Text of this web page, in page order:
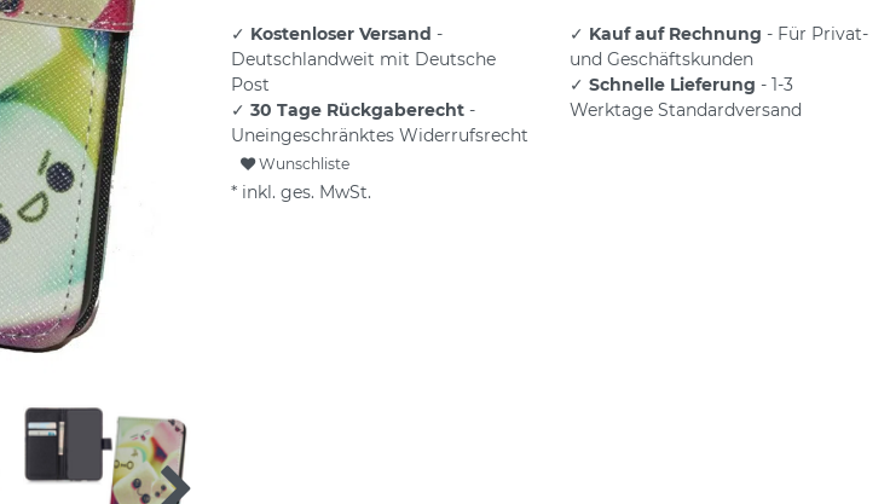
✓ Kostenloser Versand -
Deutschlandweit mit Deutsche
Post
✓ 30 Tage Rückgaberecht -
Uneingeschränktes Widerrufsrecht
✓ Kauf auf Rechnung - Für Privat-
und Geschäftskunden
✓ Schnelle Lieferung - 1-3
Werktage Standardversand
Wunschliste
* inkl. ges. MwSt.